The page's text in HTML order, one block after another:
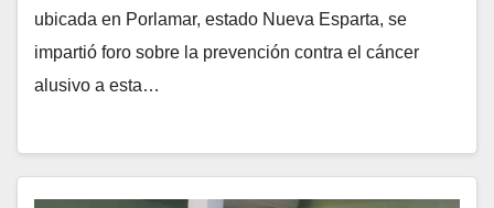
ubicada en Porlamar, estado Nueva Esparta, se
impartió foro sobre la prevención contra el cáncer
alusivo a esta…